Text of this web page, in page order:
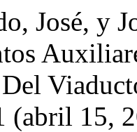
José, y
(abril 15,